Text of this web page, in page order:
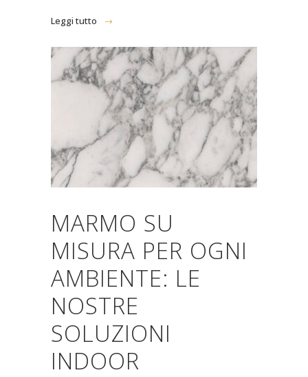
Leggi tutto
MARMO SU
MISURA PER OGNI
AMBIENTE: LE
NOSTRE
SOLUZIONI
INDOOR